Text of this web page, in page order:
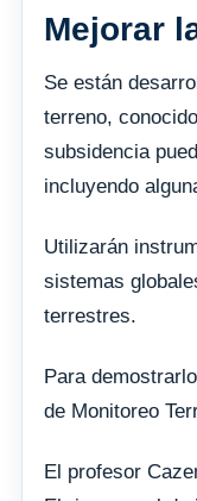
Mejorar
Se están
terreno,
subsidencia
incluyendo
Utilizarán
sistemas
terrestres.
Para
de Monitoreo
El profesor